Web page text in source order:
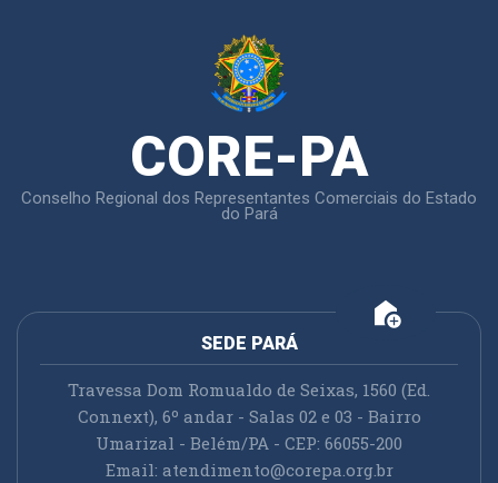
CORE-PA
Conselho Regional dos Representantes Comerciais do Estado
do Pará
add_home
SEDE PARÁ
Travessa Dom Romualdo de Seixas, 1560 (Ed.
Connext), 6º andar - Salas 02 e 03 - Bairro
Umarizal - Belém/PA - CEP: 66055-200
Email: atendimento@corepa.org.br